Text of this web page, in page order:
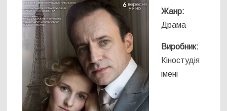
Жанр:
Драма
Виробник:
Кіностудія
імені